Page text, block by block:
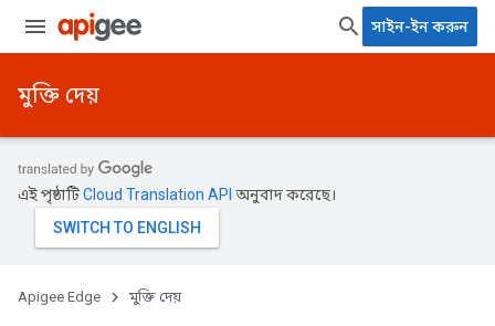
সাইন-ইন করুন
মুক্তি দেয়
এই পৃষ্ঠাটিCloud Translation API অনুবাদ করেছে।
Apigee Edge মুক্তি দেয়